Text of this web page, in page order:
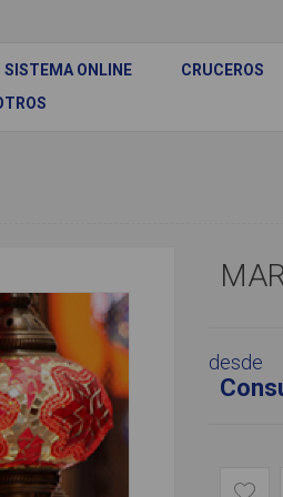
SISTEMA ONLINE CRUCEROS
desde